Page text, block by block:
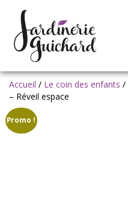
Accueil / Le coin des enfants /
– Réveil espace
Promo !